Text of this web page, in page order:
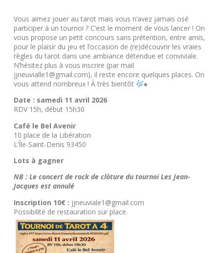
Vous aimez jouer au tarot mais vous n’avez jamais osé
participer à un tournoi ? C’est le moment de vous lancer ! On
vous propose un petit concours sans prétention, entre amis,
pour le plaisir du jeu et l’occasion de (re)découvrir les vraies
règles du tarot dans une ambiance détendue et conviviale.
N’hésitez plus à vous inscrire (par mail
jjneuvialle1@gmail.com), il reste encore quelques places. On
vous attend nombreux ! À très bientôt
♠️
Date : samedi 11 avril 2026
RDV 15h, début 15h30
Café le Bel Avenir
10 place de la Libération
L’Île-Saint-Denis 93450
Lots à gagner
NB : Le concert de rock de clôture du tournoi Les Jean-
Jacques est annulé
Inscription 10€ : jjneuviale1@gmail.com
Possibilité de restauration sur place.